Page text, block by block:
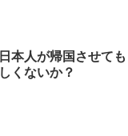
日本人が帰国させて
しくないか？